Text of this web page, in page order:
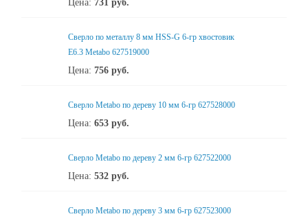
Цена: 731 руб.
Сверло по металлу 8 мм HSS-G 6-гр хвостовик
Е6.3 Metabo 627519000
Цена: 756 руб.
Сверло Metabo по дереву 10 мм 6-гр 627528000
Цена: 653 руб.
Сверло Metabo по дереву 2 мм 6-гр 627522000
Цена: 532 руб.
Сверло Metabo по дереву 3 мм 6-гр 627523000